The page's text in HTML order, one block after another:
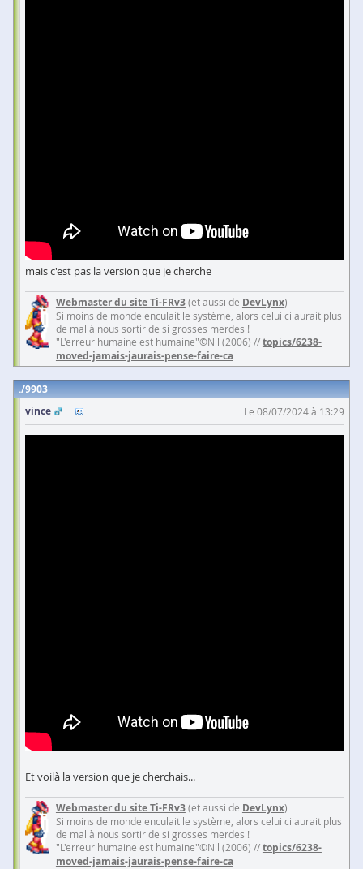
mais c'est pas la version que je cherche
Webmaster du site Ti-FRv3(et aussi de DevLynx)
Si moins de monde enculait le système, alors celui ci aurait plus
de mal à nous sortir de si grosses merdes !
"L'erreur humaine est humaine"©Nil (2006) //topics/6238-
moved-jamais-jaurais-pense-faire-ca
9903
vince
Le 08/07/2024 à 13:29
Et voilà la version que je cherchais...
Webmaster du site Ti-FRv3(et aussi de DevLynx)
Si moins de monde enculait le système, alors celui ci aurait plus
de mal à nous sortir de si grosses merdes !
"L'erreur humaine est humaine"©Nil (2006) //topics/6238-
moved-jamais-jaurais-pense-faire-ca